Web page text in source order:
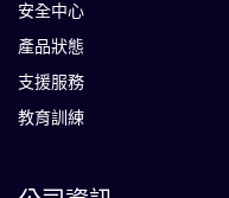
安全中心
產品狀態
支援服務
教育訓練